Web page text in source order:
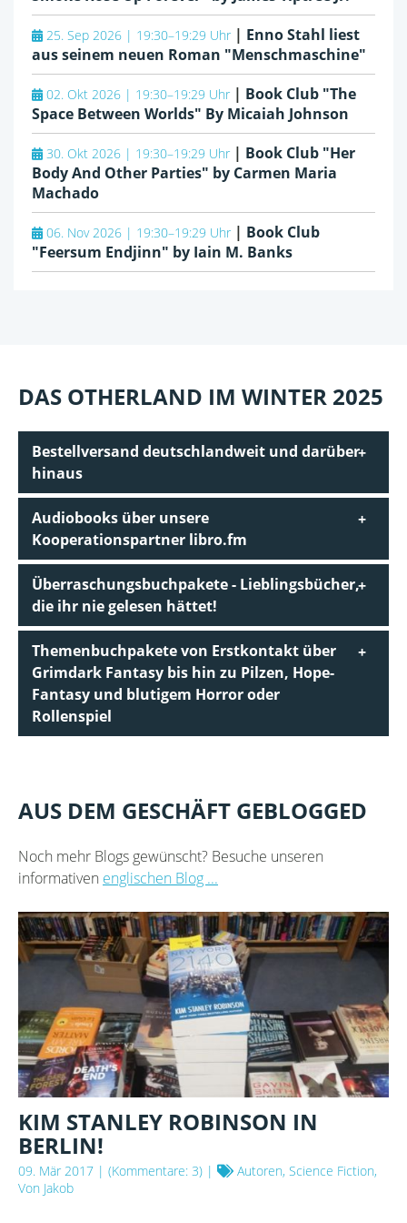
25. Sep 2026 | 19:30–19:29 Uhr | Enno Stahl liest
aus seinem neuen Roman "Menschmaschine"
02. Okt 2026 | 19:30–19:29 Uhr | Book Club "The
Space Between Worlds" By Micaiah Johnson
30. Okt 2026 | 19:30–19:29 Uhr | Book Club "Her
Body And Other Parties" by Carmen Maria
Machado
06. Nov 2026 | 19:30–19:29 Uhr | Book Club
"Feersum Endjinn" by Iain M. Banks
DAS OTHERLAND IM WINTER 2025
Bestellversand deutschlandweit und darüber
hinaus
Audiobooks über unsere
Kooperationspartner libro.fm
Überraschungsbuchpakete - Lieblingsbücher,
die ihr nie gelesen hättet!
Themenbuchpakete von Erstkontakt über
Grimdark Fantasy bis hin zu Pilzen, Hope-
Fantasy und blutigem Horror oder
Rollenspiel
AUS DEM GESCHÄFT GEBLOGGED
Noch mehr Blogs gewünscht? Besuche unseren
informativen englischen Blog ...
KIM STANLEY ROBINSON IN
BERLIN!
09. Mär 2017 | (Kommentare: 3) |
Autoren, Science Fiction,
Von Jakob